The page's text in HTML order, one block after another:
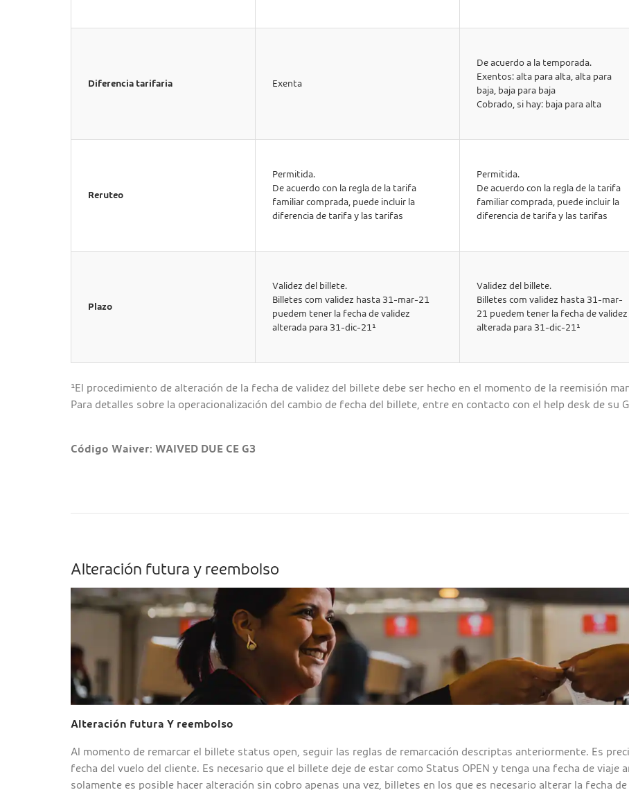
Diferencia tarifaria Exenta
De acuerdo a la temporada.
Exentos: alta para alta, alta para
baja, baja para baja
Cobrado, si hay: baja para alta
Reruteo
Permitida.
De acuerdo con la regla de la tarifa
familiar comprada, puede incluir la
diferencia de tarifa y las tarifas
Permitida.
De acuerdo con la regla de la tarifa
familiar comprada, puede incluir la
diferencia de tarifa y las tarifas
Plazo
Validez del billete.
Billetes com validez hasta 31-mar-21
puedem tener la fecha de validez
alterada para 31-dic-21¹
Validez del billete.
Billetes com validez hasta 31-mar-
21 puedem tener la fecha de validez
alterada para 31-dic-21¹
¹El procedimiento de alteración de la fecha de validez del billete debe ser hecho en el momento de la reemisión
Para detalles sobre la operacionalización del cambio de fecha del billete, entre en contacto con el help desk de su
Código Waiver: WAIVED DUE CE G3
Alteración futura y reembolso
Alteración futura Y reembolso
Al momento de remarcar el billete status open, seguir las reglas de remarcación descriptas anteriormente. Es
fecha del vuelo del cliente. Es necesario que el billete deje de estar como Status OPEN y tenga una fecha de viaje
solamente es posible hacer alteración sin cobro apenas una vez, billetes en los que es necesario alterar la fecha